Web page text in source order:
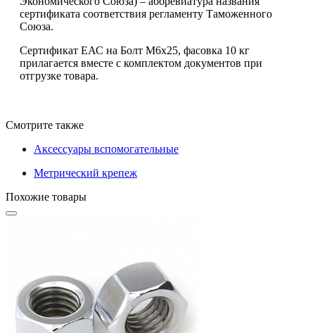
сертификата соответствия регламенту Таможенного
Союза.
Сертификат ЕАС на Болт М6х25, фасовка 10 кг
прилагается вместе с комплектом документов при
отгрузке товара.
Смотрите также
Аксессуары вспомогательные
Метрический крепеж
Похожие товары